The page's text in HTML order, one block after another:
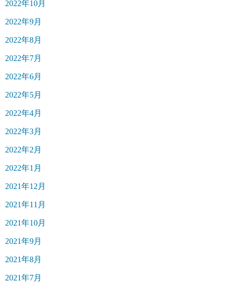
2022年10月
2022年9月
2022年8月
2022年7月
2022年6月
2022年5月
2022年4月
2022年3月
2022年2月
2022年1月
2021年12月
2021年11月
2021年10月
2021年9月
2021年8月
2021年7月